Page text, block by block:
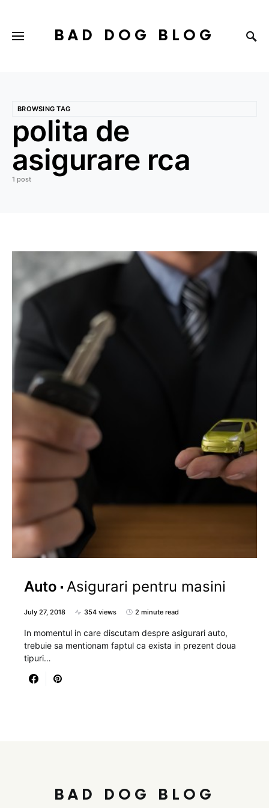
BAD DOG BLOG
BROWSING TAG
polita de
asigurare rca
1 post
Auto Asigurari pentru masini
July 27, 2018 354 views 2 minute read
In momentul in care discutam despre asigurari auto,
trebuie sa mentionam faptul ca exista in prezent doua
tipuri…
BAD DOG BLOG